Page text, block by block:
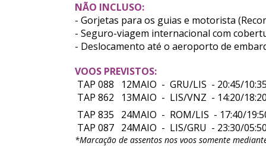
NÃO INCLUSO:
- Gorjetas para os guias e motorista
- Seguro-viagem internacional com
- Deslocamento até o aeroporto de
VOOS PREVISTOS:
TAP 088 12MAIO - GRU/LIS - 20:45/
TAP 862 13MAIO - LIS/VNZ - 14:20/
TAP 835 24MAIO - ROM/LIS - 17:40/
TAP 087 24MAIO - LIS/GRU - 23:30/
*Marcação de assentos nos voos somente